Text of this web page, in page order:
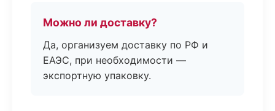
Можно ли доставку?
Да, организуем доставку по РФ и
ЕАЭС, при необходимости —
экспортную упаковку.